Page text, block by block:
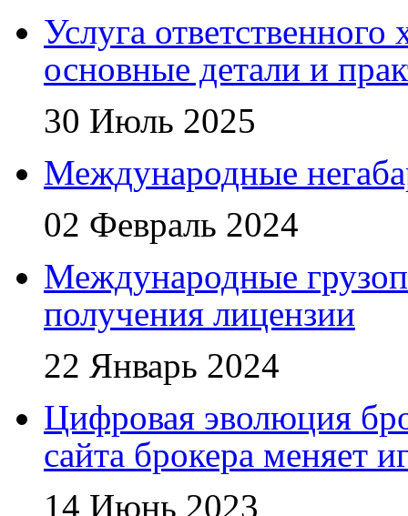
Услуга
основные детали и
30 Июль 2025
Международные
02 Февраль 2024
Международные
получения лицензии
22 Январь 2024
Цифровая эволюция
сайта брокера меняет
14 Июнь 2023